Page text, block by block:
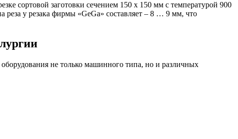
сортовой заготовки сечением 150 х 150 мм с температурой 900
реза у резака фирмы «GeGa» составляет – 8 … 9 мм, что
не только машинного типа, но и различных